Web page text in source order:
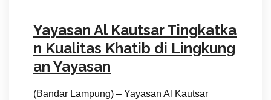
Yayasan Al Kautsar Tingkatka
n Kualitas Khatib di Lingkung
an Yayasan
(Bandar Lampung) – Yayasan Al Kautsar